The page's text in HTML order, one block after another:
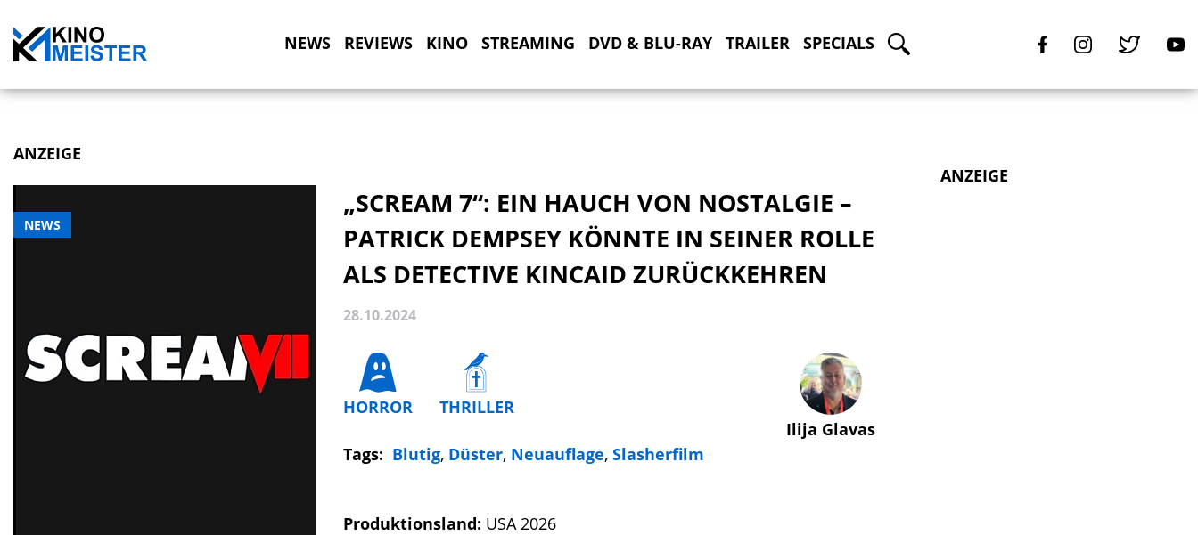
NEWS REVIEWS KINO STREAMING DVD & BLU-RAY TRAILER SPECIALS
ANZEIGE
NEWS
„SCREAM 7“: EIN HAUCH VON NOSTALGIE –
PATRICK DEMPSEY KÖNNTE IN SEINER ROLLE
ALS DETECTIVE KINCAID ZURÜCKKEHREN
28.10.2024
HORROR THRILLER
Tags: Blutig, Düster, Neuauflage, Slasherfilm
Ilija Glavas
Produktionsland: USA 2026
ANZEIGE